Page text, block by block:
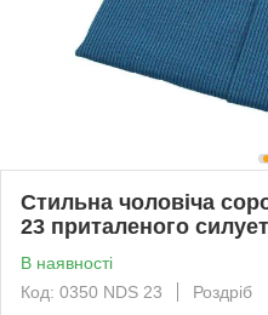
Стильна чоловіча
23 приталеного
В наявності
Код: 0350 NDS 23
Роздріб